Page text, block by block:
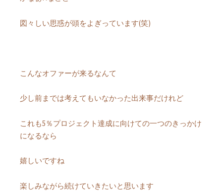
図々しい思惑が頭をよぎっています(笑)
こんなオファーが来るなんて
少し前までは考えてもいなかった出来事だけれど
これも5％プロジェクト達成に向けての一つのきっかけ
になるなら
嬉しいですね
楽しみながら続けていきたいと思います